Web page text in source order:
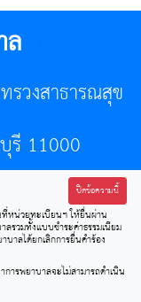
รวงสาธารณสุข
รี 11000
7121 E-mail :
ปิดข้อความนี้
หน่วยทะเบียนฯ ให้ยื่นผ่าน
รวมทั้งแบบชำระค่าธรรมเนียม
าลได้ยกเลิกการยื่นคำร้อง
ารพยาบาลจะไม่สามารถดำเนิน